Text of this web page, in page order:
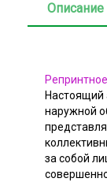
Описание
Настоящий
наружной
за собой